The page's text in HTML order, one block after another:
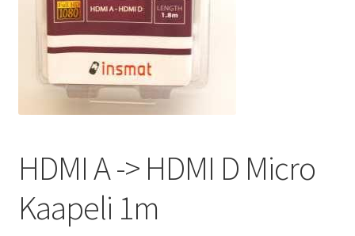
HDMI A -> HDMI D Micro
Kaapeli 1m